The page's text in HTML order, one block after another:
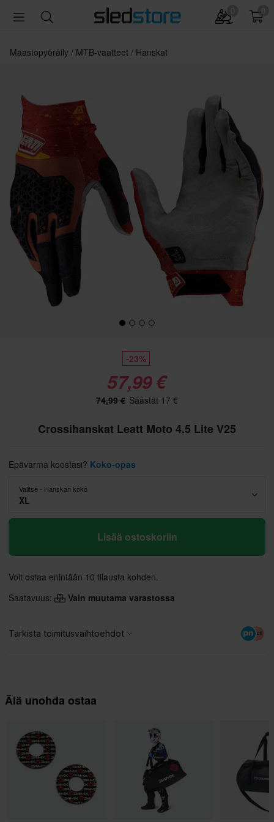
Maastopyöräily MTB-vaatteet Hanskat
-23%
57,99 €
74,99 € Säästät 17 €
Crossihanskat Leatt Moto 4.5 Lite V25
Epävarma koostasi? Koko-opas
Valitse - Hanskan koko
XL
Lisää ostoskoriin
Voit ostaa enintään 10 tilausta kohden.
Saatavuus:
Vain muutama varastossa
Älä unohda ostaa